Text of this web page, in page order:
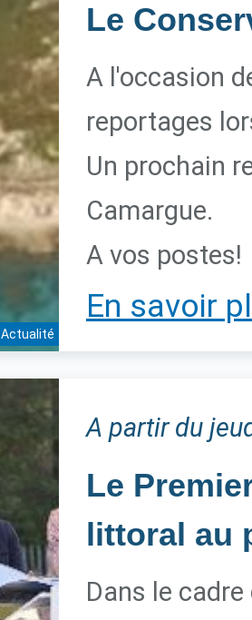
Actualité
Le
A l'occasion
reportages
Un prochain
Camargue.
A vos postes!
En savoir
A partir du
Le
littoral au
Dans le